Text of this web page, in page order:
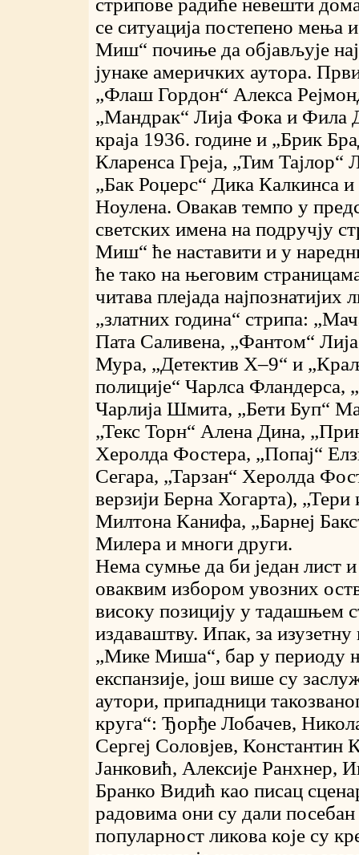
стрипове радиће невешти
се ситуација постепено мења
Миш“ почиње да објављује
јунаке америчких аутора.
„Флаш Гордон“ Алекса
„Мандрак“ Лија Фока и Фила
краја 1936. године и „Брик
Кларенса Греја, „Тим Тајлор“
„Бак Роџерс“ Дика Калкинса
Ноулена. Овакав темпо у
светских имена на подручју
Миш“ ће наставити и у
ће тако на његовим
читава плејада најпознатијих
„златних година“ стрипа:
Пата Саливена, „Фантом“
Мура, „Детектив X–9“ и
полиције“ Чарлса Фландерса,
Чарлија Шмита, „Бети Буп“
„Текс Торн“ Алена Дина,
Херолда Фостера, „Попај“
Сегара, „Тарзан“ Херолда
верзији Берна Хогарта), „Тери
Милтона Канифа, „Барнеј
Милера и многи други.
Нема сумње да би један лист
оваквим избором увозних
високу позицију у тадашњем
издаваштву. Ипак, за
„Мике Миша“, бар у периоду
експанзије, још више су
аутори, припадници
круга“: Ђорђе Лобачев,
Сергеј Соловјев, Константин
Јанковић, Алексије
Бранко Видић као писац
радовима они су дали посебан
популарност ликова које су